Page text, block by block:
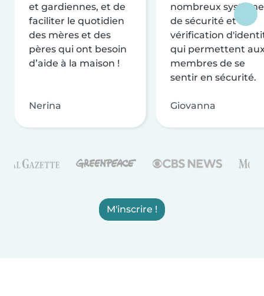
et gardiennes, et de
faciliter le quotidien
des mères et des
pères qui ont besoin
d’aide à la maison !
Nerina
nombreux
de sécurité et de
vérification
qui permettent
membres de se
sentir en sécurité.
Giovanna
M'inscrire !